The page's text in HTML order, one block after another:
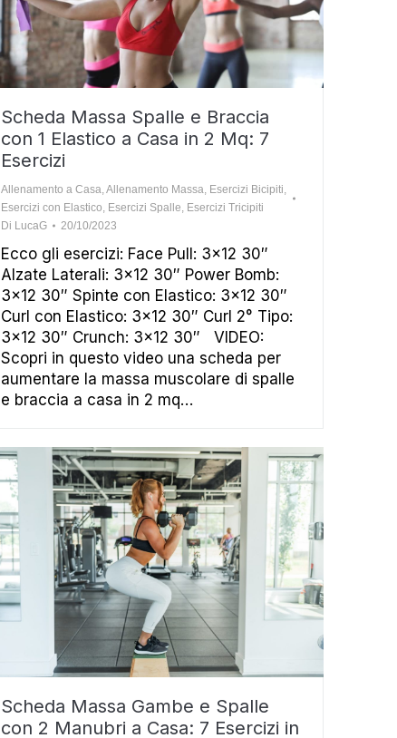
Scheda Massa Spalle e Braccia
con 1 Elastico a Casa in 2 Mq: 7
Esercizi
Allenamento a Casa,Allenamento Massa, Esercizi Bicipiti,
Esercizi con Elastico, Esercizi Spalle, Esercizi Tricipiti
Di LucaG 20/10/2023
Ecco gli esercizi: Face Pull: 3×12 30″
Alzate Laterali: 3×12 30″ Power Bomb:
3×12 30″ Spinte con Elastico: 3×12 30″
Curl con Elastico: 3×12 30″ Curl 2° Tipo:
3×12 30″ Crunch: 3×12 30″ VIDEO:
Scopri in questo video una scheda per
aumentare la massa muscolare di spalle
e braccia a casa in 2 mq…
Scheda Massa Gambe e Spalle
con 2 Manubri a Casa: 7 Esercizi in